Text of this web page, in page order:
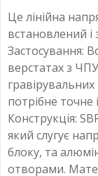
Це лінійна
встановлений і
Застосування:
верстатах з
потрібне точне
Конструкція:
який слугує
блоку, та
отворами.